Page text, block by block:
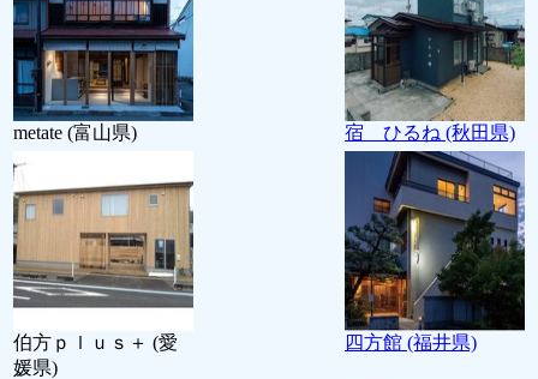
metate (富山県) 宿 ひるね (秋田県)
伯方ｐｌｕｓ＋ (愛
媛県)
四方館 (福井県)